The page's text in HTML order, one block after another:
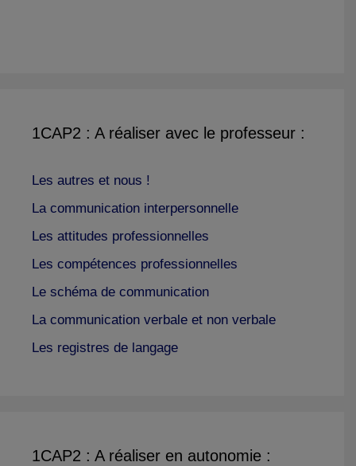
1CAP2 : A réaliser avec le professeur :
Les autres et nous !
La communication interpersonnelle
Les attitudes professionnelles
Les compétences professionnelles
Le schéma de communication
La communication verbale et non verbale
Les registres de langage
1CAP2 : A réaliser en autonomie :